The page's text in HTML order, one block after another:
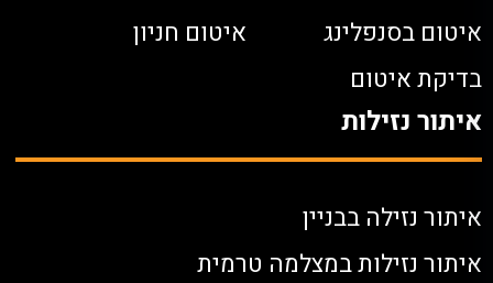
איטום בסנפלינג
איטום חניון
בדיקת איטום
איתור נזילות
איתור נזילה בבניין
איתור נזילות במצלמה טרמית